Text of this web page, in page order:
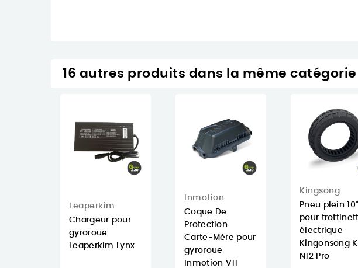
16 autres produits dans la même catégorie
Leaperkim
Chargeur pour
gyroroue
Leaperkim Lynx
Inmotion
Coque De
Protection
Carte-Mère pour
gyroroue
Inmotion V11
Kingsong
Pneu plein 10"
pour
électrique
Kingonsong
N12 Pro